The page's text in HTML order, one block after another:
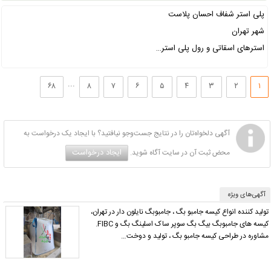
پلی استر شفاف احسان پلاست
شهر تهران
استرهای اسقاتی و رول پلی استر…
۲ ۳ ۴ ۵ ۶ ۷ ۸ ... ۶۸
آگهی دلخواه‌تان را در نتایج جست‌وجو نیافتید؟ با ایجاد یک درخواست به
محض ثبت آن در سایت آگاه شوید. ایجاد درخواست
آگهی‌های ویژه
تولید کننده انواع کیسه جامبو بگ ، جامبوبگ نایلون دار در تهران،
کیسه های جامبوبگ بیگ بگ سوپر ساک اسلینگ بگ و FIBC.
مشاوره در طراحی کیسه جامبو بگ ، تولید و دوخت…